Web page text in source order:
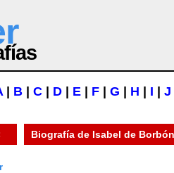
| B C D E F G H I J
Biografía de Isabel de Borbón